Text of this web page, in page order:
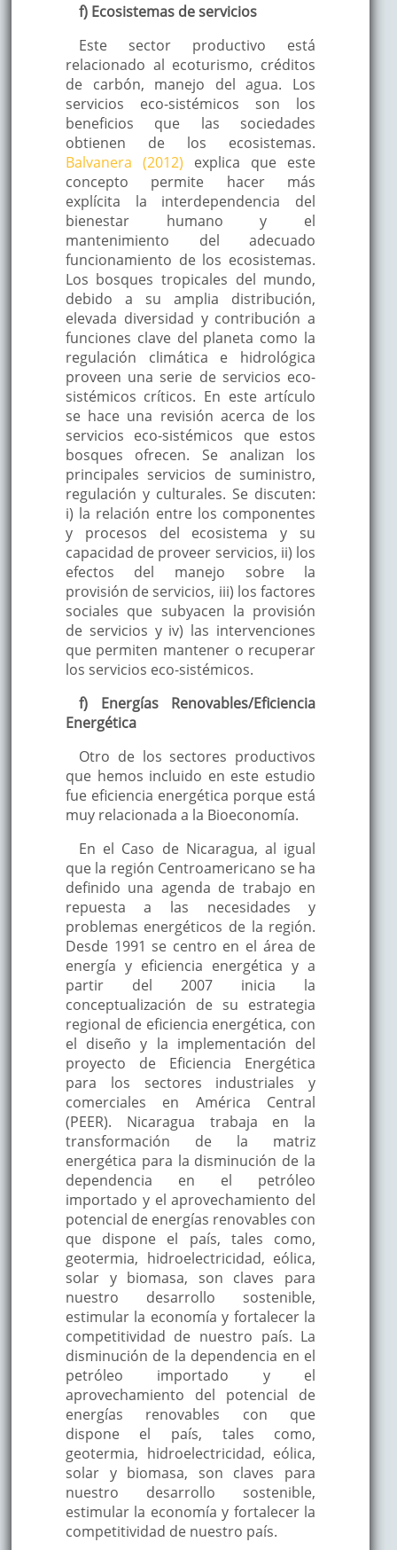
f) Ecosistemas de servicios
Este sector productivo está
relacionado al ecoturismo, créditos
de carbón, manejo del agua. Los
servicios eco-sistémicos son los
beneficios que las sociedades
obtienen de los ecosistemas.
Balvanera (2012) explica que este
concepto permite hacer más
explícita la interdependencia del
bienestar humano y el
mantenimiento del adecuado
funcionamiento de los ecosistemas.
Los bosques tropicales del mundo,
debido a su amplia distribución,
elevada diversidad y contribución a
funciones clave del planeta como la
regulación climática e hidrológica
proveen una serie de servicios eco-
sistémicos críticos. En este artículo
se hace una revisión acerca de los
servicios eco-sistémicos que estos
bosques ofrecen. Se analizan los
principales servicios de suministro,
regulación y culturales. Se discuten:
i) la relación entre los componentes
y procesos del ecosistema y su
capacidad de proveer servicios, ii) los
efectos del manejo sobre la
provisión de servicios, iii) los factores
sociales que subyacen la provisión
de servicios y iv) las intervenciones
que permiten mantener o recuperar
los servicios eco-sistémicos.
f) Energías Renovables/Eficiencia
Energética
Otro de los sectores productivos
que hemos incluido en este estudio
fue eficiencia energética porque está
muy relacionada a la Bioeconomía.
En el Caso de Nicaragua, al igual
que la región Centroamericano se ha
definido una agenda de trabajo en
repuesta a las necesidades y
problemas energéticos de la región.
Desde 1991 se centro en el área de
energía y eficiencia energética y a
partir del 2007 inicia la
conceptualización de su estrategia
regional de eficiencia energética, con
el diseño y la implementación del
proyecto de Eficiencia Energética
para los sectores industriales y
comerciales en América Central
(PEER). Nicaragua trabaja en la
transformación de la matriz
energética para la disminución de la
dependencia en el petróleo
importado y el aprovechamiento del
potencial de energías renovables con
que dispone el país, tales como,
geotermia, hidroelectricidad, eólica,
solar y biomasa, son claves para
nuestro desarrollo sostenible,
estimular la economía y fortalecer la
competitividad de nuestro país. La
disminución de la dependencia en el
petróleo importado y el
aprovechamiento del potencial de
energías renovables con que
dispone el país, tales como,
geotermia, hidroelectricidad, eólica,
solar y biomasa, son claves para
nuestro desarrollo sostenible,
estimular la economía y fortalecer la
competitividad de nuestro país.